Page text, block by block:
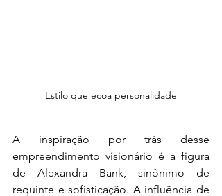
Estilo que ecoa personalidade
A inspiração por trás desse
empreendimento visionário é a figura
de Alexandra Bank, sinônimo de
requinte e sofisticação. A influência de